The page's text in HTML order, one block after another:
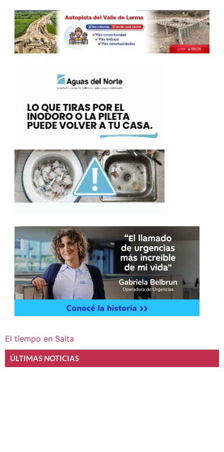
El tiempo en Salta
ÚLTIMAS NOTICIAS